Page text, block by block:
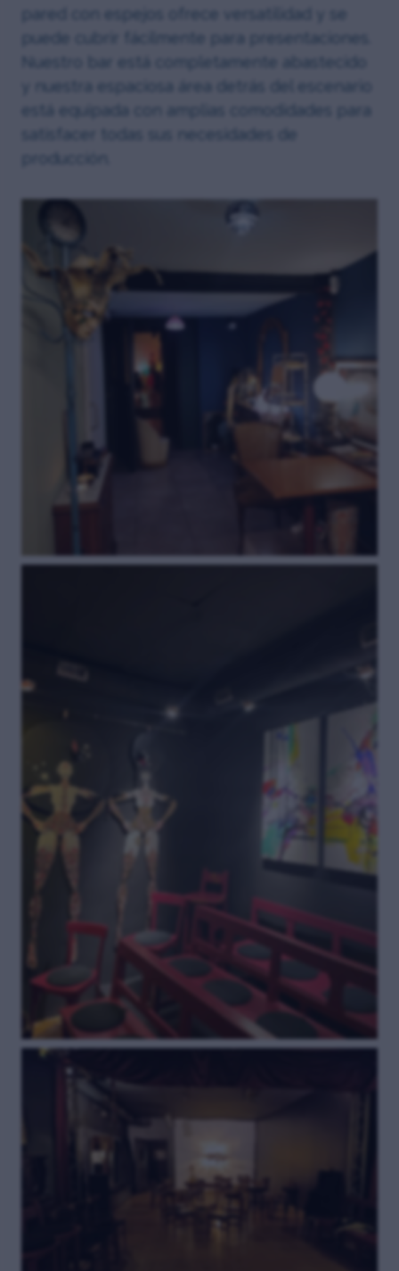
pared con espejos ofrece versatilidad y se
puede cubrir fácilmente para presentaciones.
Nuestro bar está completamente abastecido
y nuestra espaciosa área detrás del escenario
está equipada con amplias comodidades para
satisfacer todas sus necesidades de